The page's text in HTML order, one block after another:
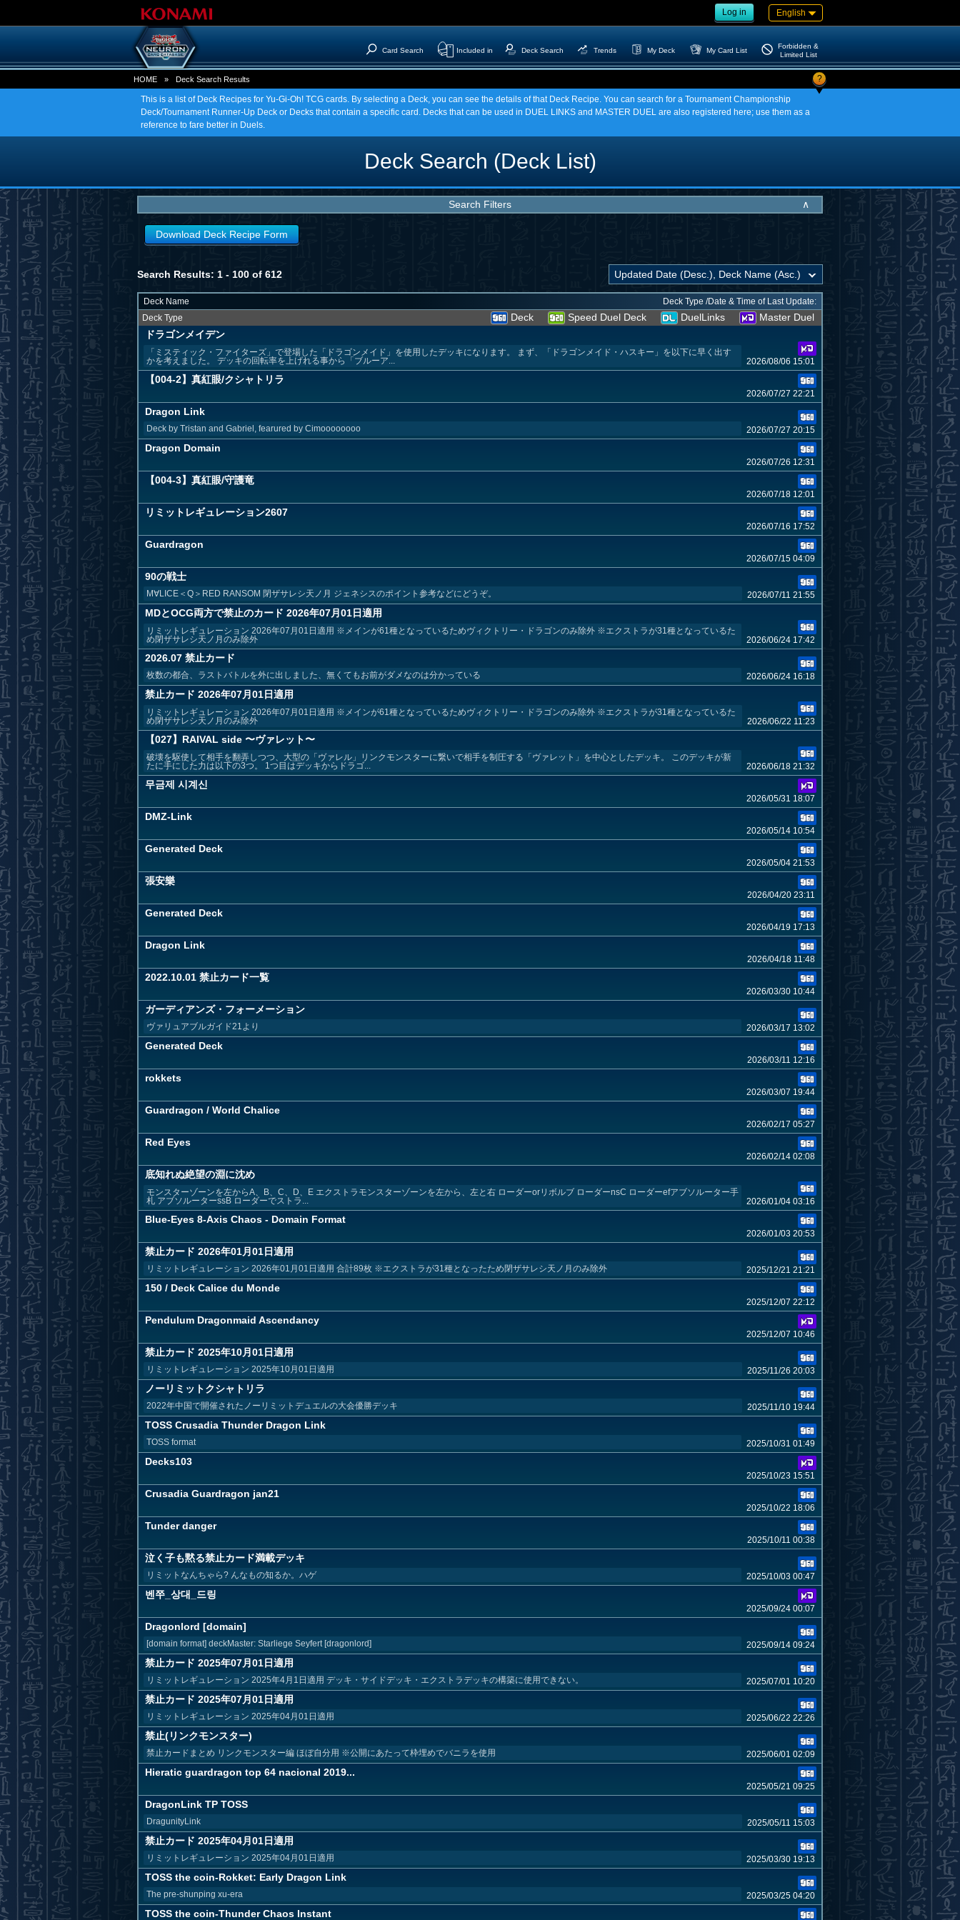
Log in English
Card Search Included in Deck Search Trends My Deck My Card List
Forbidden &
Limited List
HOME » Deck Search Results ?
This is a list of Deck Recipes for Yu-Gi-Oh! TCG cards. By selecting a Deck, you can see the details of that Deck Recipe. You can search for a Tournament Championship
Deck/Tournament Runner-Up Deck or Decks that contain a specific card. Decks that can be used in DUEL LINKS and MASTER DUEL are also registered here; use them as a
reference to fare better in Duels.
Deck Search (Deck List)
Search Filters ∧
Download Deck Recipe Form
Search Results: 1 - 100 of 612
Deck Name
Deck Type /Date & Time of Last Update:
Deck Type
Deck Speed Duel Deck DuelLinks
Master Duel
ドラゴンメイデン
「ミスティック・ファイターズ」で登場した「ドラゴンメイド」を使用したデッキになります。 まず、「ドラゴンメイド・ハスキー」を以下に早く出す
かを考えました。 デッキの回転率を上げれる事から「ブルーア...
2026/08/06 15:01
【004-2】真紅眼/クシャトリラ
2026/07/27 22:21
Dragon Link
Deck by Tristan and Gabriel, fearured by Cimoooooooo 2026/07/27 20:15
Dragon Domain
2026/07/26 12:31
【004-3】真紅眼/守護竜
2026/07/18 12:01
リミットレギュレーション2607
2026/07/16 17:52
Guardragon
2026/07/15 04:09
90の戦士
M∀LICE＜Q＞RED RANSOM 閉ザサレシ天ノ月 ジェネシスのポイント参考などにどうぞ。 2026/07/11 21:55
MDとOCG両方で禁止のカード 2026年07月01日適用
リミットレギュレーション 2026年07月01日適用 ※メインが61種となっているためヴィクトリー・ドラゴンのみ除外 ※エクストラが31種となっているた
め閉ザサレシ天ノ月のみ除外
2026/06/24 17:42
2026.07 禁止カード
枚数の都合、ラストバトルを外に出しました、無くてもお前がダメなのは分かっている 2026/06/24 16:18
禁止カード 2026年07月01日適用
リミットレギュレーション 2026年07月01日適用 ※メインが61種となっているためヴィクトリー・ドラゴンのみ除外 ※エクストラが31種となっているた
め閉ザサレシ天ノ月のみ除外
2026/06/22 11:23
【027】RAIVAL side 〜ヴァレット〜
破壊を駆使して相手を翻弄しつつ、大型の「ヴァレル」リンクモンスターに繋いで相手を制圧する「ヴァレット」を中心としたデッキ。 このデッキが新
たに手にした力は以下の3つ。 1つ目はデッキからドラゴ...
2026/06/18 21:32
무금제 시계신
2026/05/31 18:07
DMZ-Link
2026/05/14 10:54
Generated Deck
2026/05/04 21:53
張安樂
2026/04/20 23:11
Generated Deck
2026/04/19 17:13
Dragon Link
2026/04/18 11:48
2022.10.01 禁止カード一覧
2026/03/30 10:44
ガーディアンズ・フォーメーション
ヴァリュアブルガイド21より 2026/03/17 13:02
Generated Deck
2026/03/11 12:16
rokkets
2026/03/07 19:44
Guardragon / World Chalice
2026/02/17 05:27
Red Eyes
2026/02/14 02:08
底知れぬ絶望の淵に沈め
モンスターゾーンを左からA、B、C、D、E エクストラモンスターゾーンを左から、左と右 ローダーorリボルブ ローダーnsC ローダーefアブソルーター手
札 アブソルーターssB ローダーでストラ...
2026/01/04 03:16
Blue-Eyes 8-Axis Chaos - Domain Format
2026/01/03 20:53
禁止カード 2026年01月01日適用
リミットレギュレーション 2026年01月01日適用 合計89枚 ※エクストラが31種となったため閉ザサレシ天ノ月のみ除外 2025/12/21 21:21
150 / Deck Calice du Monde
2025/12/07 22:12
Pendulum Dragonmaid Ascendancy
2025/12/07 10:46
禁止カード 2025年10月01日適用
リミットレギュレーション 2025年10月01日適用 2025/11/26 20:03
ノーリミットクシャトリラ
2022年中国で開催されたノーリミットデュエルの大会優勝デッキ 2025/11/10 19:44
TOSS Crusadia Thunder Dragon Link
TOSS format 2025/10/31 01:49
Decks103
2025/10/23 15:51
Crusadia Guardragon jan21
2025/10/22 18:06
Tunder danger
2025/10/11 00:38
泣く子も黙る禁止カード満載デッキ
リミットなんちゃら? んなもの知るか。ハゲ 2025/10/03 00:47
벤쭈_상대_드링
2025/09/24 00:07
Dragonlord [domain]
[domain format] deckMaster: Starliege Seyfert [dragonlord] 2025/09/14 09:24
禁止カード 2025年07月01日適用
リミットレギュレーション 2025年4月1日適用 デッキ・サイドデッキ・エクストラデッキの構築に使用できない。 2025/07/01 10:20
禁止カード 2025年07月01日適用
リミットレギュレーション 2025年04月01日適用 2025/06/22 22:26
禁止(リンクモンスター)
禁止カードまとめ リンクモンスター編 ほぼ自分用 ※公開にあたって枠埋めでバニラを使用 2025/06/01 02:09
Hieratic guardragon top 64 nacional 2019...
2025/05/21 09:25
DragonLink TP TOSS
DragunityLink 2025/05/11 15:03
禁止カード 2025年04月01日適用
リミットレギュレーション 2025年04月01日適用 2025/03/30 19:13
TOSS the coin-Rokket: Early Dragon Link
The pre-shunping xu-era 2025/03/25 04:20
TOSS the coin-Thunder Chaos Instant